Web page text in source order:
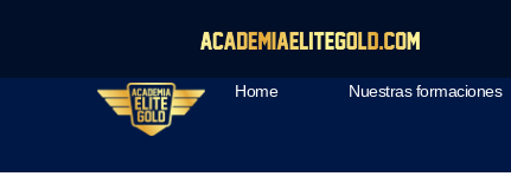
Home Nuestras formaciones